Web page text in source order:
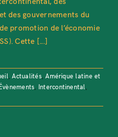
des gouvernements du
promotion de l’économie
Cette [...]
,Actualités,Amérique latine et
Évènements, Intercontinental,